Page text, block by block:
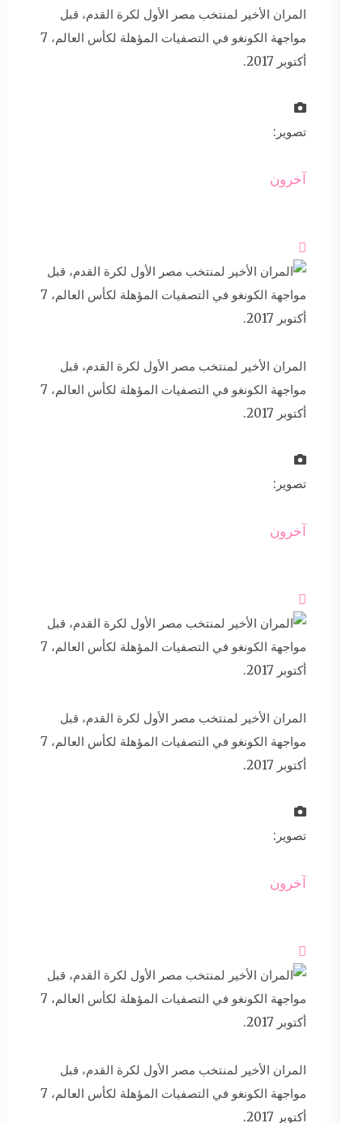
المران الأخير لمنتخب مصر الأول لكرة القدم، قبل
مواجهة الكونغو في التصفيات المؤهلة لكأس العالم، 7
أكتوبر 2017.
تصوير:
آخرون

المران الأخير لمنتخب مصر الأول لكرة القدم، قبل
مواجهة الكونغو في التصفيات المؤهلة لكأس العالم، 7
أكتوبر 2017.
تصوير:
آخرون

المران الأخير لمنتخب مصر الأول لكرة القدم، قبل
مواجهة الكونغو في التصفيات المؤهلة لكأس العالم، 7
أكتوبر 2017.
تصوير:
آخرون

المران الأخير لمنتخب مصر الأول لكرة القدم، قبل
مواجهة الكونغو في التصفيات المؤهلة لكأس العالم، 7
أكتوبر 2017.